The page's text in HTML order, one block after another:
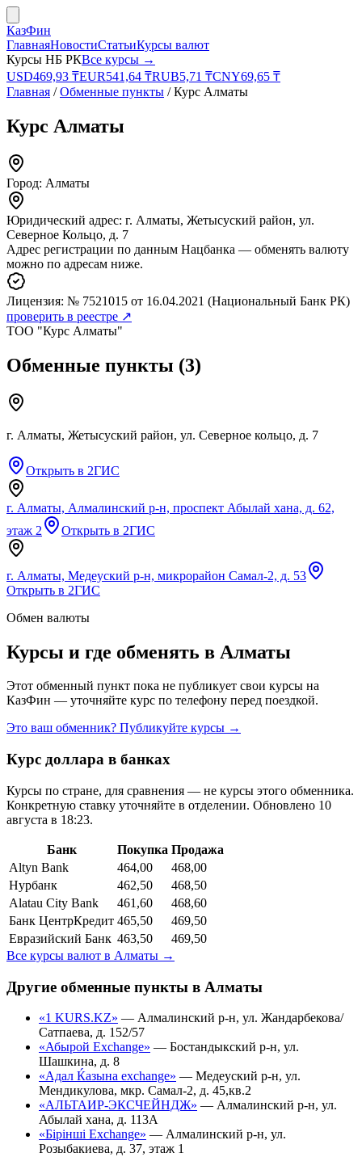
КазФин
ГлавнаяНовостиСтатьиКурсы валют
Курсы НБ РКВсе курсы →
USD469,93 ₸EUR541,64 ₸RUB5,71 ₸CNY69,65 ₸
Главная /Обменные пункты /Курс Алматы
Курс Алматы
Город: Алматы
Юридический адрес: г. Алматы, Жетысуский район, ул.
Северное Кольцо, д. 7
Адрес регистрации по данным Нацбанка — обменять валюту
можно по адресам ниже.
Лицензия: № 7521015 от 16.04.2021 (Национальный Банк РК)
проверить в реестре ↗
ТОО "Курс Алматы"
Обменные пункты (3)
г. Алматы, Жетысуский район, ул. Северное кольцо, д. 7
Открыть в 2ГИС
г. Алматы, Алмалинский р-н, проспект Абылай хана, д. 62,
этаж 2
Открыть в 2ГИС
г. Алматы, Медеуский р-н, микрорайон Самал-2, д. 53
Открыть в 2ГИС
Обмен валюты
Курсы и где обменять в Алматы
Этот обменный пункт пока не публикует свои курсы на
КазФин — уточняйте курс по телефону перед поездкой.
Это ваш обменник? Публикуйте курсы →
Курс доллара в банках
Курсы по стране, для сравнения — не курсы этого обменника.
Конкретную ставку уточняйте в отделении. Обновлено 10
августа в 18:23.
Банк Покупка Продажа
Altyn Bank
464,00
468,00
Нурбанк
462,50
468,50
Alatau City Bank
461,60
468,60
Банк ЦентрКредит 465,50
469,50
Евразийский Банк 463,50
469,50
Все курсы валют в Алматы →
Другие обменные пункты в Алматы
«1 KURS.KZ» — Алмалинский р-н, ул. Жандарбекова/
Сатпаева, д. 152/57
«Абырой Exchange» — Бостандыкский р-н, ул.
Шашкина, д. 8
«Адал Ќазына exchange» — Медеуский р-н, ул.
Мендикулова, мкр. Самал-2, д. 45,кв.2
«АЛЬТАИР-ЭКСЧЕЙНДЖ» — Алмалинский р-н, ул.
Абылай хана, д. 113А
«Бірінші Exchange» — Алмалинский р-н, ул.
Розыбакиева, д. 37, этаж 1